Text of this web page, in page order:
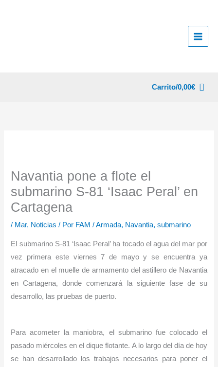
Carrito/0,00€
Navantia pone a flote el
submarino S-81 ‘Isaac Peral’ en
Cartagena
/ Mar, Noticias / Por FAM/Armada, Navantia,submarino
El submarino S-81 ‘Isaac Peral’ ha tocado el agua del mar por
vez primera este viernes 7 de mayo y se encuentra ya
atracado en el muelle de armamento del astillero de Navantia
en Cartagena, donde comenzará la siguiente fase de su
desarrollo, las pruebas de puerto.
Para acometer la maniobra, el submarino fue colocado el
pasado miércoles en el dique flotante. A lo largo del día de hoy
se han desarrollado los trabajos necesarios para poner el